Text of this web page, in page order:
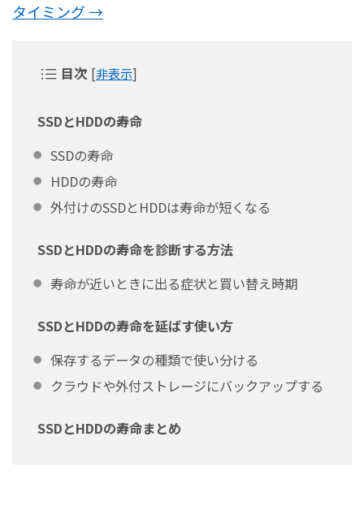
タイミング →
目次 [非表示]
SSDとHDDの寿命
SSDの寿命
HDDの寿命
外付けのSSDとHDDは寿命が短くなる
SSDとHDDの寿命を診断する方法
寿命が近いときに出る症状と買い替え時期
SSDとHDDの寿命を延ばす使い方
保存するデータの種類で使い分ける
クラウドや外付ストレージにバックアップする
SSDとHDDの寿命まとめ